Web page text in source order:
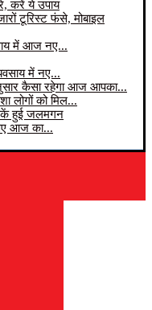
करें ये उपाय
टूरिस्ट फंसे, मोबाइल
में आज नए...
में नए...
कैसा रहेगा आज आपका...
लोगों को मिल...
हुई जलमगन
आज का...